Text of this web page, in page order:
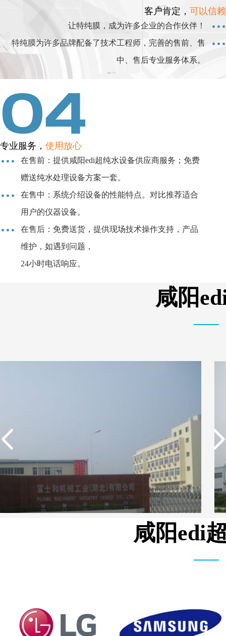
客户肯定， 可以信赖
让特纯膜，成为许多企业的合作伙伴！
特纯膜为许多品牌配备了技术工程师，完善的售前、售
中、售后专业服务体系。
专业服务， 使用放心
在售前：提供咸阳edi超纯水设备供应商服务；免费
赠送纯水处理设备方案一套。
在售中：系统介绍设备的性能特点。对比推荐适合
用户的仪器设备。
在售后：免费送货，提供现场技术操作支持，产品
维护，如遇到问题，
24小时电话响应。
咸阳
咸阳edi